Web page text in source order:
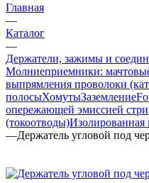
Главная
—
Каталог
—
Держатели, зажимы и
Молниеприемники:
выпрямления проволоки
полосыХомутыЗаземление
опережающей эмиссией
(токоотводы)Изолированная
—Держатель угловой под